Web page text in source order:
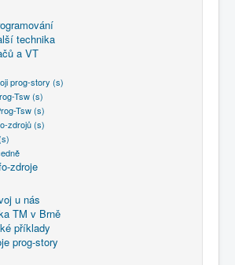
technika
a VT
prog-story (s)
Tsw (s)
Tsw (s)
zdrojů (s)
zdroje
u nás
TM v Brně
příklady
prog-story